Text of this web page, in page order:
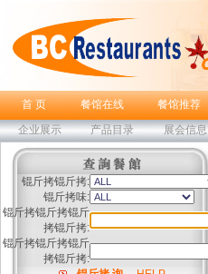
首 页 餐馆在线 餐馆推荐
企业展示
产品目录 展会信息
锟斤拷锟斤拷:
锟斤拷味:
锟斤拷锟斤拷锟斤
拷锟斤拷:
锟斤拷锟斤拷锟斤
拷锟斤拷: